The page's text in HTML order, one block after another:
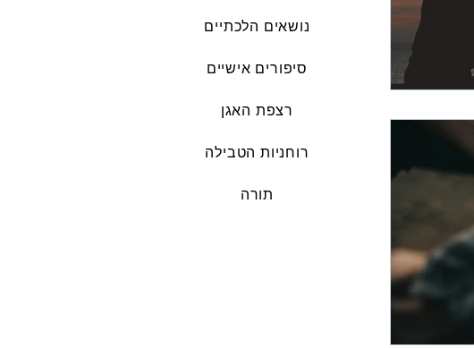
נושאים הלכתיים
סיפורים אישיים
רצפת האגן
רוחניות הטבילה
תורה